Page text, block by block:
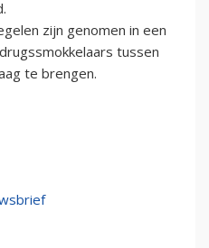
zijn genomen in een
tussen
te brengen.